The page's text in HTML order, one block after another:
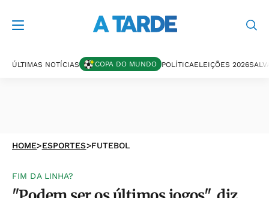
ÚLTIMAS NOTÍCIAS COPA DO MUNDO POLÍTICAELEIÇÕES 2026
HOME>ESPORTES>FUTEBOL
FIM DA LINHA?